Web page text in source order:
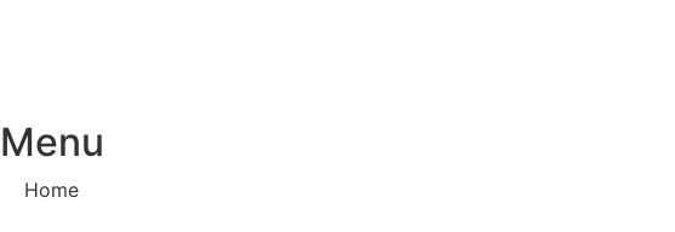
Menu
Home